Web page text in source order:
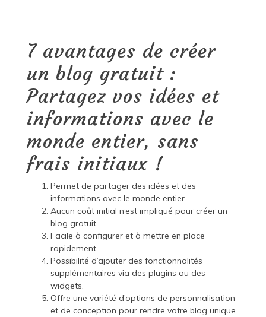
7 avantages de créer
un blog gratuit :
Partagez vos idées et
informations avec le
monde entier, sans
frais initiaux !
Permet de partager des idées et des
informations avec le monde entier.
Aucun coût initial n’est impliqué pour créer un
blog gratuit.
Facile à configurer et à mettre en place
rapidement.
Possibilité d’ajouter des fonctionnalités
supplémentaires via des plugins ou des
widgets.
Offre une variété d’options de personnalisation
et de conception pour rendre votre blog unique